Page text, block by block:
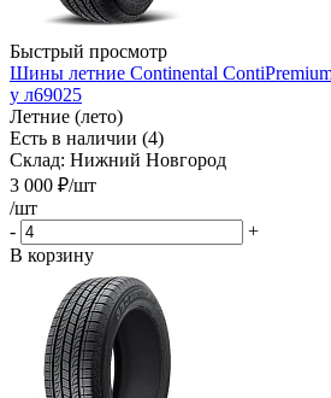
Быстрый просмотр
Шины летние Continental
у л69025
Летние (лето)
Есть в наличии (4)
Склад: Нижний Новгород
3 000 ₽/шт
/шт
-
+
В корзину